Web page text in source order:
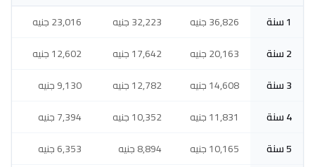
1 سنة 36,826 جنيه 32,223 جنيه
23,016 جنيه
2 سنة
20,163 جنيه 17,642 جنيه
12,602 جنيه
3 سنة
14,608 جنيه 12,782 جنيه
9,130 جنيه
4 سنة
11,831 جنيه 10,352 جنيه
7,394 جنيه
5 سنة
10,165 جنيه 8,894 جنيه
6,353 جنيه